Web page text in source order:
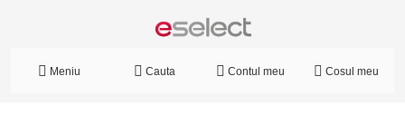
Meniu Cauta Contul meu Cosul meu